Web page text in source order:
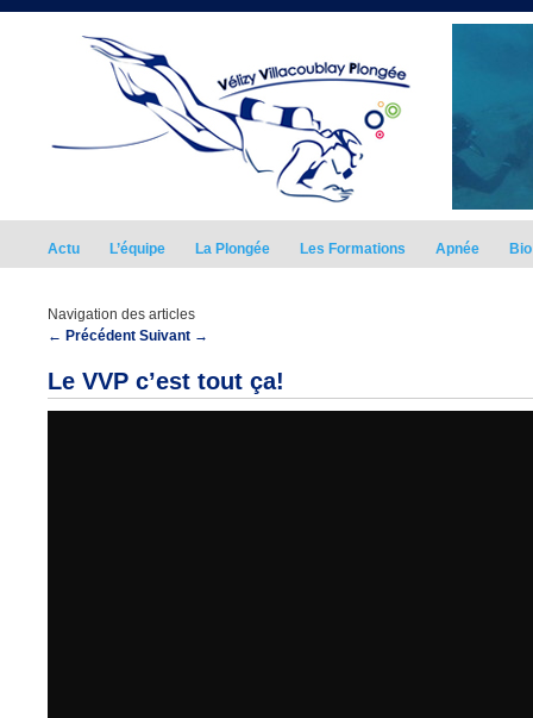
Actu L’équipe La Plongée Les Formations Apnée Bio
Navigation des articles
← Précédent Suivant →
Le VVP c’est tout ça!